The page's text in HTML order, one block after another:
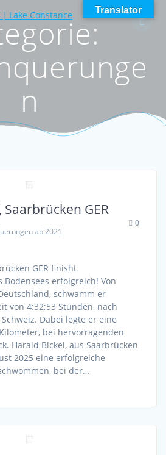
to
content
n
GER
ab 2021
0
GER finisht
erfolgreich! Von
schwamm er
von 4:32;53 Stunden, nach
Dabei legte er eine
bei hervorragenden
Harald Bickel, aus Saarbrücken
2025 eine erfolgreiche
bei der…
Translator